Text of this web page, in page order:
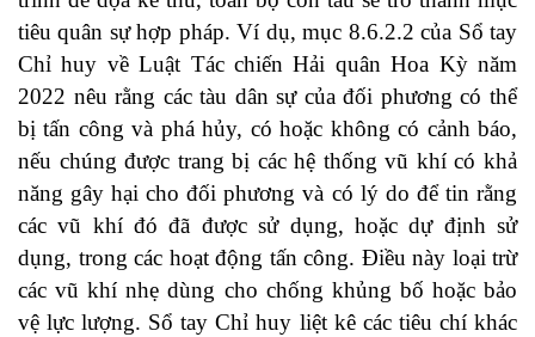
tiêu quân sự hợp pháp. Ví dụ, mục 8.6.2.2 của Sổ tay
Chỉ huy về Luật Tác chiến Hải quân Hoa Kỳ năm
2022 nêu rằng các tàu dân sự của đối phương có thể
bị tấn công và phá hủy, có hoặc không có cảnh báo,
nếu chúng được trang bị các hệ thống vũ khí có khả
năng gây hại cho đối phương và có lý do để tin rằng
các vũ khí đó đã được sử dụng, hoặc dự định sử
dụng, trong các hoạt động tấn công. Điều này loại trừ
các vũ khí nhẹ dùng cho chống khủng bố hoặc bảo
vệ lực lượng. Sổ tay Chỉ huy liệt kê các tiêu chí khác